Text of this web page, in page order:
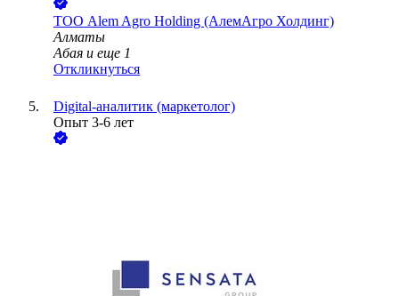
ТОО Alem Agro Holding (АлемАгро Холдинг)
Алматы
Абая и еще 1
Откликнуться
Digital-аналитик (маркетолог)
Опыт 3-6 лет